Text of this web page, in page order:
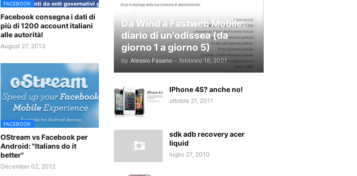
FACEBOOK
Facebook consegna i dati di
più di 1200 account italiani
alle autorità!
August 27, 2013
FACEBOOK
OStream vs Facebook per
Android: "Italians do it
better"
December 02, 2012
Da Wind a Fastweb Mobile:
diario di un'odissea (da
giorno 1 a giorno 5)
by Alessio Fasano - febbraio 16, 2021
IPhone 4S? anche no!
ottobre 21, 2011
sdk adb recovery acer
liquid
luglio 27, 2010